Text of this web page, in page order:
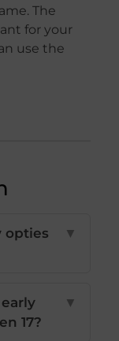
The
for your
use the
opties
▼
17?
▼